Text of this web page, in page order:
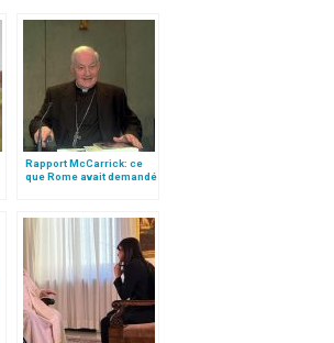
Rapport McCarrick: ce
que Rome avait demandé